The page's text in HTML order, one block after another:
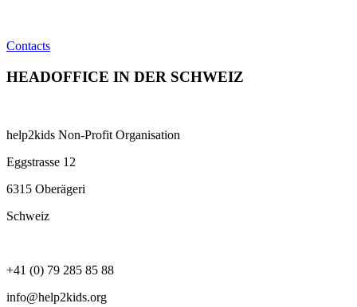
Contacts
HEADOFFICE IN DER SCHWEIZ
help2kids Non-Profit Organisation
Eggstrasse 12
6315 Oberägeri
Schweiz
+41 (0) 79 285 85 88
info@help2kids.org